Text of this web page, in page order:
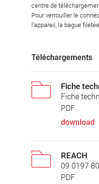
centre de
Pour verrouiller le
l'appareil, la bague
Téléchargements
Fiche
Fiche
PDF
download
REACH
09 0197
PDF